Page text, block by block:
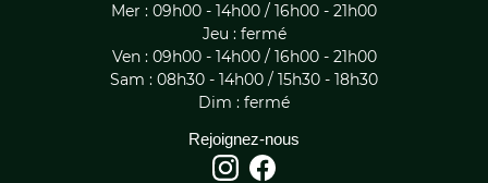
Mer : 09h00 - 14h00 / 16h00 - 21h00
Jeu : fermé
Ven : 09h00 - 14h00 / 16h00 - 21h00
Sam : 08h30 - 14h00 / 15h30 - 18h30
Dim : fermé
Rejoignez-nous